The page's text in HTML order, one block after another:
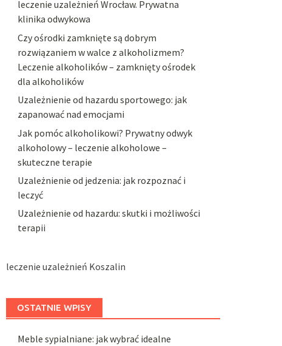
leczenie uzależnień Wrocław. Prywatna
klinika odwykowa
Czy ośrodki zamknięte są dobrym
rozwiązaniem w walce z alkoholizmem?
Leczenie alkoholików – zamknięty ośrodek
dla alkoholików
Uzależnienie od hazardu sportowego: jak
zapanować nad emocjami
Jak pomóc alkoholikowi? Prywatny odwyk
alkoholowy – leczenie alkoholowe –
skuteczne terapie
Uzależnienie od jedzenia: jak rozpoznać i
leczyć
Uzależnienie od hazardu: skutki i możliwości
terapii
leczenie uzależnień Koszalin
OSTATNIE WPISY
Meble sypialniane: jak wybrać idealne